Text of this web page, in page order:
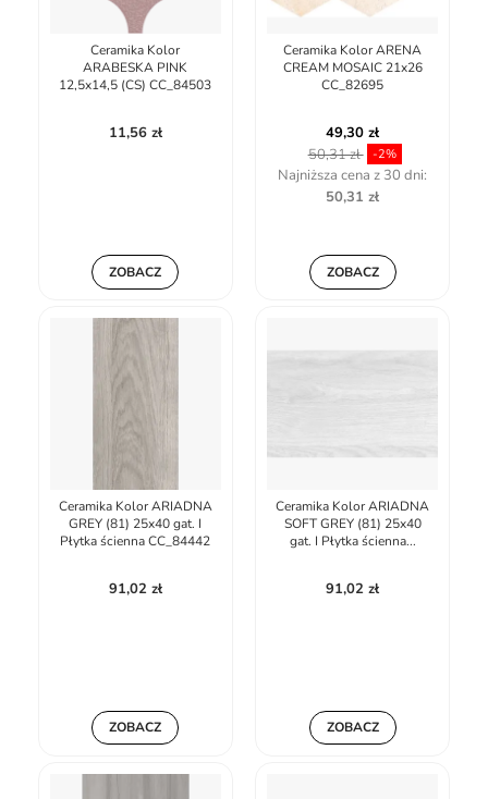
Ceramika Kolor
ARABESKA PINK
12,5x14,5 (CS) CC_84503
11,56 zł
ZOBACZ
Ceramika Kolor ARENA
CREAM MOSAIC 21x26
CC_82695
49,30 zł
50,31 zł
-2%
Najniższa cena z 30 dni:
50,31 zł
ZOBACZ
Ceramika Kolor ARIADNA
GREY (81) 25x40 gat. I
Płytka ścienna CC_84442
91,02 zł
ZOBACZ
Ceramika Kolor ARIADNA
SOFT GREY (81) 25x40
gat. I Płytka ścienna...
91,02 zł
ZOBACZ